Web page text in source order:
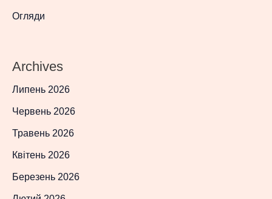
Огляди
Archives
Липень 2026
Червень 2026
Травень 2026
Квітень 2026
Березень 2026